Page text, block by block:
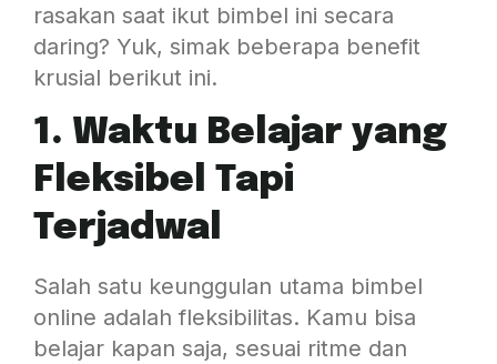
rasakan saat ikut bimbel ini secara
daring? Yuk, simak beberapa benefit
krusial berikut ini.
1. Waktu Belajar yang
Fleksibel Tapi
Terjadwal
Salah satu keunggulan utama bimbel
online adalah fleksibilitas. Kamu bisa
belajar kapan saja, sesuai ritme dan